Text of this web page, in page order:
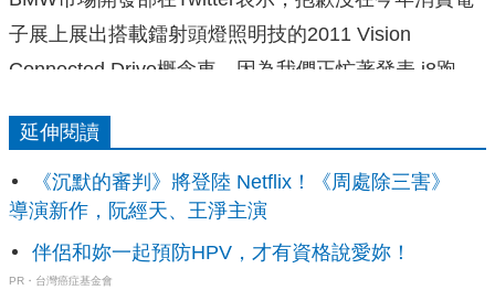
子展上展出搭載鐳射頭燈照明技的2011 Vision
Connected Drive概念車，因為我們正忙著發表 i8跑
德國 漢堡計劃在未來15~20年，成為一座無車的城市
提供一個安全又乾淨的環境。計劃讓當地40%的區域都
沒有車輛。旅客與居民將需步行或騎腳踏車。
延伸閱讀
《沉默的審判》將登陸 Netflix！《周處除三害》
導演新作，阮經天、王淨主演
伴侶和妳一起預防HPV，才有資格說愛妳！
PR・台灣癌症基金會